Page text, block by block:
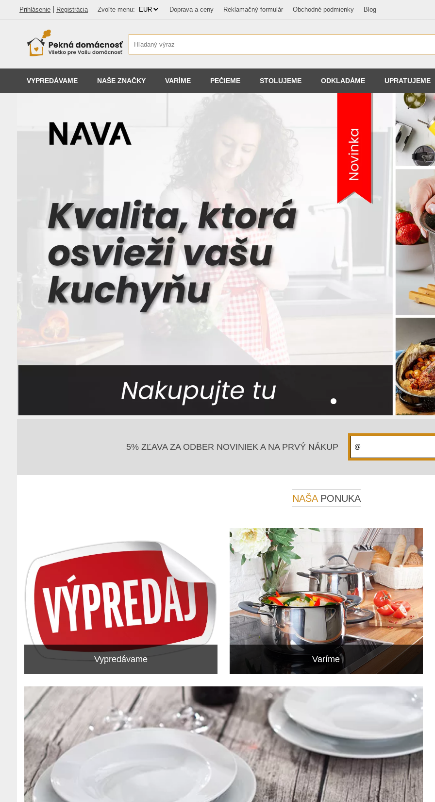
Prihlásenie Registrácia Zvoľte menu: Doprava a ceny Reklamačný formulár Obchodné podmienky Blog
VYPREDÁVAME NAŠE ZNAČKY VARÍME PEČIEME STOLUJEME ODKLADÁME UPRATUJEME
5% ZĽAVA ZA ODBER NOVINIEK A NA PRVÝ NÁKUP
NAŠA PONUKA
Vypredávame Varíme